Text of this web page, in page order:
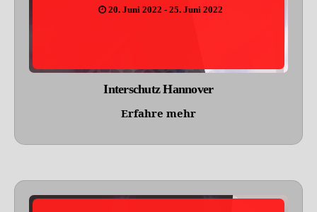
20. Juni 2022 - 25. Juni 2022
Interschutz Hannover
Erfahre mehr